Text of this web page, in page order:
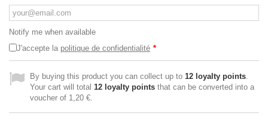
Notify me when available
J'accepte la politique de confidentialité *
By buying this product you can collect up to 12 loyalty points.
Your cart will total 12 loyalty points that can be converted into a
voucher of 1,20 €.